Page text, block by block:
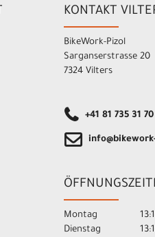
KONTAKT
BikeWork-Pizol
Sarganserstrasse 20
7324 Vilters
+41 81 735 31 70
Montag
Dienstag